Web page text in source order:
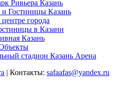
Ривьера Казань
Гостиницы Казань
города
в Казани
Казань
стадион Казань Арена
| Контакты: safaafas@yandex.ru